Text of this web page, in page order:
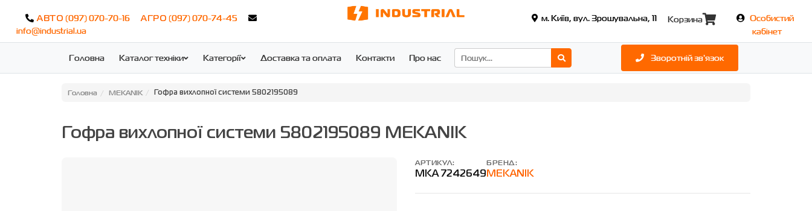
АВТО (097) 070-70-16 АГРО (097) 070-74-45
info@industrial.ua
м. Київ, вул. Зрошувальна, 11 Корзина
Особистий
кабінет
Головна Каталог техніки Категорії Доставка та оплата Контакти Про нас Зворотній зв'язок
Головна MEKANIK Гофра вихлопної системи 5802195089
Гофра вихлопної системи 5802195089 MEKANIK
АРТИКУЛ:
MKA 7242649
БРЕНД:
MEKANIK